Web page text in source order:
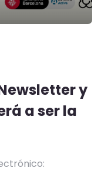
y
a ser la